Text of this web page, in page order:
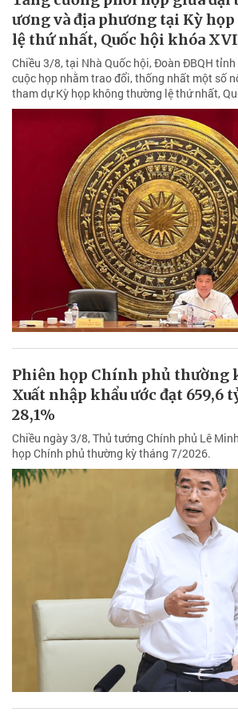
ương và địa phương tại Kỳ
lệ thứ nhất, Quốc hội khóa XVI
Chiều 3/8, tại Nhà Quốc hội, Đoàn ĐBQH
cuộc họp nhằm trao đổi, thống nhất một số
tham dự Kỳ họp không thường lệ thứ nhất,
Phiên họp Chính phủ thường
Xuất nhập khẩu ước đạt 659,6
28,1%
Chiều ngày 3/8, Thủ tướng Chính phủ Lê
họp Chính phủ thường kỳ tháng 7/2026.